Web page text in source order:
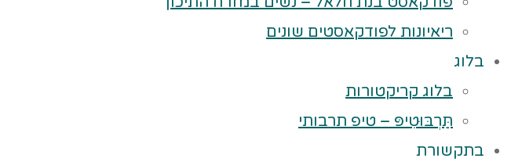
ריאיונות לפודקאסטים שונים
בלוג
בלוג קריקטורות
תַּרְבּוּטִיפּ – טיפ תרבותי
בתקשורת